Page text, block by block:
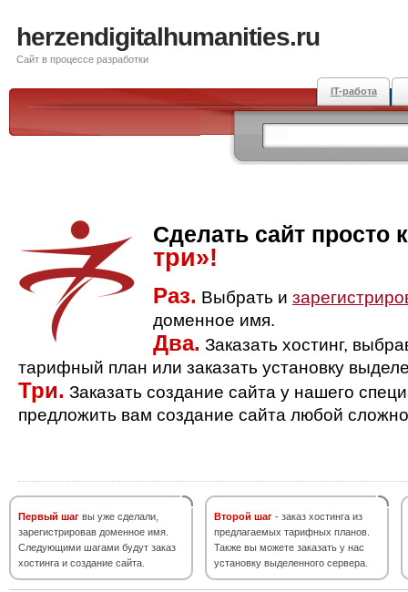
herzendigitalhumanities.ru
Сайт в процессе разработки
IT-работа
Сделать сайт просто
три»!
Раз. Выбрать и
доменное имя.
Два. Заказать хостинг,
тарифный план или заказать установку
Три. Заказать создание сайта у нашего
предложить вам создание сайта любой
Первый шаг вы уже сделали,
зарегистрировав доменное имя.
Следующими шагами будут заказ
хостинга и создание сайта.
Второй шаг - заказ хостинга из
предлагаемых тарифных планов.
Также вы можете заказать у нас
установку выделенного сервера.